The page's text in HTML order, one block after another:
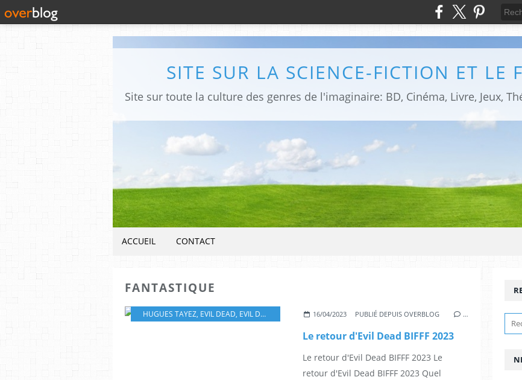
SITE SUR LA SCIENCE-FICTION ET LE
ACCUEIL CONTACT
FANTASTIQUE
HUGUES TAYEZ, EVIL DEAD, EVIL DEAD RISE BIFFF ,BIFFF BRUXELLES BELGIQUE,HORREUR FESTIVAL FILMS,
16/04/2023 PUBLIÉ DEPUIS OVERBLOG …
Le retour d'Evil Dead BIFFF 2023
Le retour d'Evil Dead BIFFF 2023 Le
retour d'Evil Dead BIFFF 2023 Quel